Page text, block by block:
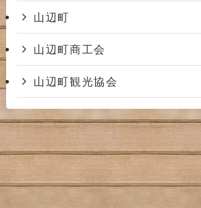
山辺町
山辺町商工会
山辺町観光協会